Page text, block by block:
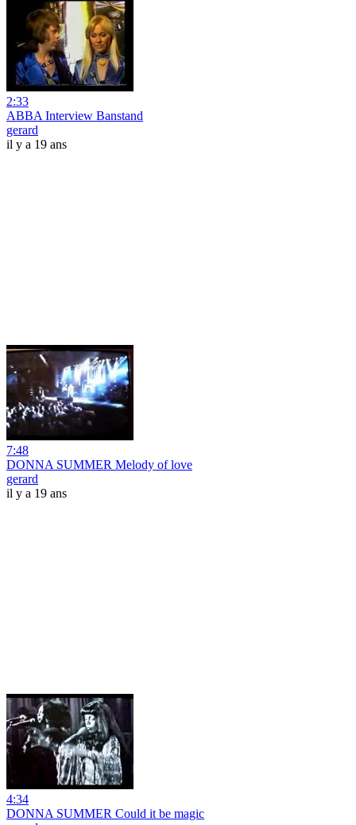
2:33
ABBA Interview Banstand
gerard
il y a 19 ans
7:48
DONNA SUMMER Melody of love
gerard
il y a 19 ans
4:34
DONNA SUMMER Could it be magic